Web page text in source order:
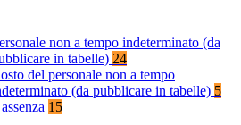
non a tempo indeterminato (da
in tabelle) 24
del personale non a tempo
(da pubblicare in tabelle) 5
15